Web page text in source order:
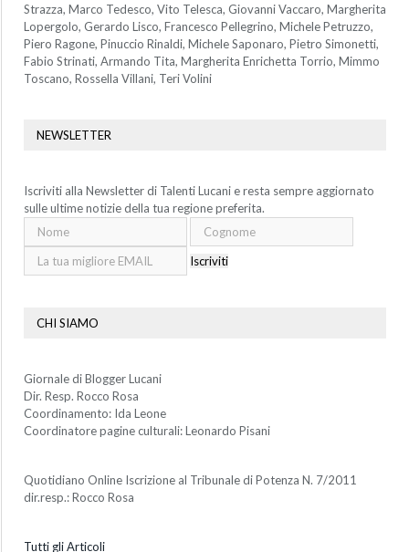
Strazza, Marco Tedesco, Vito Telesca, Giovanni Vaccaro, Margherita
Lopergolo, Gerardo Lisco, Francesco Pellegrino, Michele Petruzzo,
Piero Ragone, Pinuccio Rinaldi, Michele Saponaro, Pietro Simonetti,
Fabio Strinati, Armando Tita, Margherita Enrichetta Torrio, Mimmo
Toscano, Rossella Villani, Teri Volini
NEWSLETTER
Iscriviti alla Newsletter di Talenti Lucani e resta sempre aggiornato
sulle ultime notizie della tua regione preferita.
Iscriviti
CHI SIAMO
Giornale di Blogger Lucani
Dir. Resp. Rocco Rosa
Coordinamento: Ida Leone
Coordinatore pagine culturali: Leonardo Pisani
Quotidiano Online Iscrizione al Tribunale di Potenza N. 7/2011
dir.resp.: Rocco Rosa
Tutti gli Articoli